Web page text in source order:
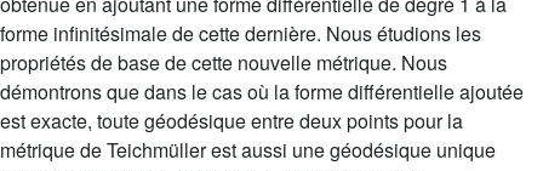
forme infinitésimale de cette dernière. Nous étudions les
propriétés de base de cette nouvelle métrique. Nous
démontrons que dans le cas où la forme différentielle ajoutée
est exacte, toute géodésique entre deux points pour la
métrique de Teichmüller est aussi une géodésique unique